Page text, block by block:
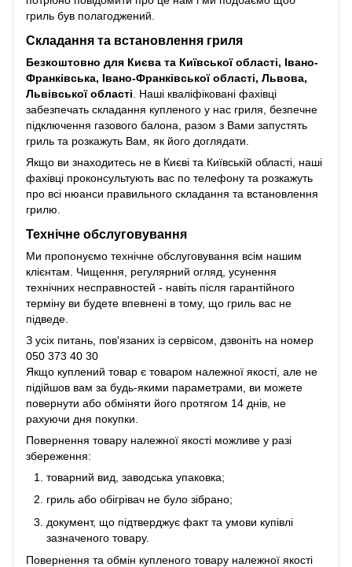
гриль був полагоджений.
Складання та встановлення гриля
Безкоштовно для Києва та Київської області, Івано-
Франківська, Івано-Франківської області, Львова,
Львівської області . Наші кваліфіковані фахівці
забезпечать складання купленого у нас гриля, безпечне
підключення газового балона, разом з Вами запустять
гриль та розкажуть Вам, як його доглядати.
Якщо ви знаходитесь не в Києві та Київській області, наші
фахівці проконсультують вас по телефону та розкажуть
про всі нюанси правильного складання та встановлення
грилю.
Технічне обслуговування
Ми пропонуємо технічне обслуговування всім нашим
клієнтам. Чищення, регулярний огляд, усунення
технічних несправностей - навіть після гарантійного
терміну ви будете впевнені в тому, що гриль вас не
підведе.
З усіх питань, пов'язаних із сервісом, дзвоніть на номер
050 373 40 30
Якщо куплений товар є товаром належної якості, але не
підійшов вам за будь-якими параметрами, ви можете
повернути або обміняти його протягом 14 днів, не
рахуючи дня покупки.
Повернення товару належної якості можливе у разі
збереження:
товарний вид, заводська упаковка;
гриль або обігрівач не було зібрано;
документ, що підтверджує факт та умови купівлі
зазначеного товару.
Повернення та обмін купленого товару належної якості